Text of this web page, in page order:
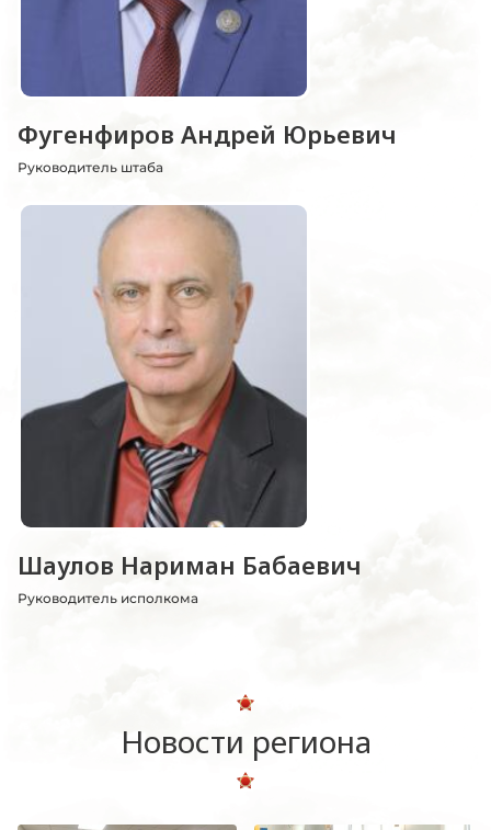
Фугенфиров Андрей Юрьевич
Руководитель штаба
Шаулов Нариман Бабаевич
Руководитель исполкома
Новости региона